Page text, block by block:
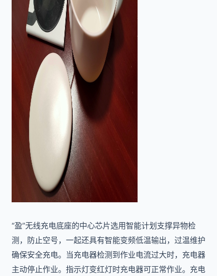
“盈”无线充电底座的中心芯片选用智能计划支撑异物检
测，防止空号，一起还具有智能变频低温输出，过温维护
确保安全充电。当充电器检测到作业电流过大时，充电器
主动停止作业。指示灯变红灯时充电器可正常作业。充电